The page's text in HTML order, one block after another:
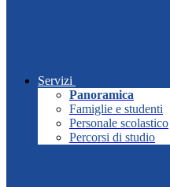
Servizi
Panoramica
Famiglie e studenti
Personale scolastico
Percorsi di studio